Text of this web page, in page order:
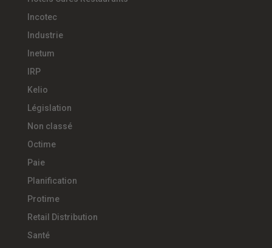
Incotec
Industrie
Inetum
IRP
Kelio
Législation
Non classé
Octime
Paie
Planification
Protime
Retail Distribution
Santé